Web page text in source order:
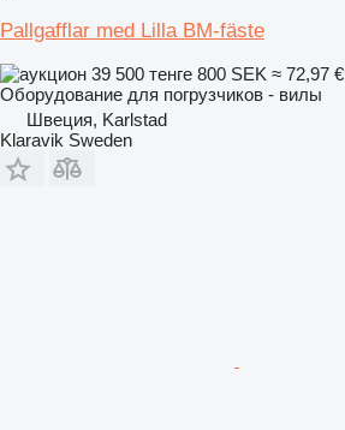
Pallgafflar med Lilla BM-fäste
39 500 тенге 800 SEK ≈ 72,97 €
Оборудование для погрузчиков - вилы
Швеция, Karlstad
Klaravik Sweden